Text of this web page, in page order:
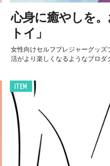
心身に癒やしを
トイ」
女性向けセルフプレジャーグッ
活がより楽しくなるようなプロダ
ITEM